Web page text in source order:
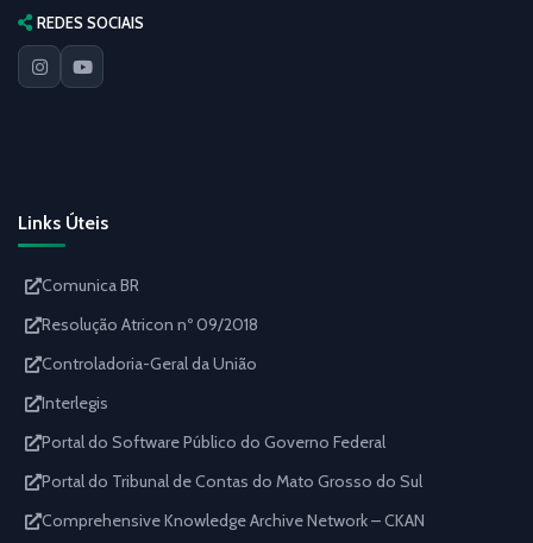
REDES SOCIAIS
Links Úteis
Comunica BR
Resolução Atricon nº 09/2018
Controladoria-Geral da União
Interlegis
Portal do Software Público do Governo Federal
Portal do Tribunal de Contas do Mato Grosso do Sul
Comprehensive Knowledge Archive Network – CKAN